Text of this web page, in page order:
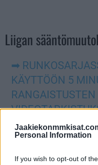
Personal Information
If you wish to opt-out of
Liigan
➡
KÄYTTÖÖN 5
RANGAISTUSTEN